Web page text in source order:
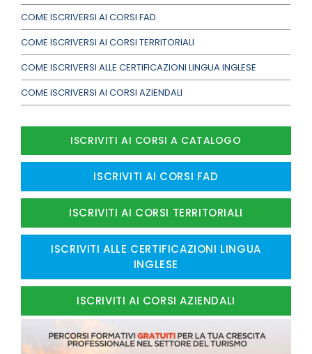
COME ISCRIVERSI AI CORSI FAD
COME ISCRIVERSI AI CORSI TERRITORIALI
COME ISCRIVERSI ALLE CERTIFICAZIONI LINGUA INGLESE
COME ISCRIVERSI AI CORSI AZIENDALI
ISCRIVITI AI CORSI A CATALOGO
ISCRIVITI AI CORSI FAD
ISCRIVITI AI CORSI TERRITORIALI
ISCRIVITI ALLE CERTIFICAZIONI LINGUA
INGLESE
ISCRIVITI AI CORSI AZIENDALI